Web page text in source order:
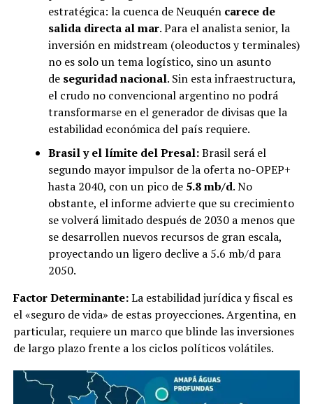
estratégica: la cuenca de Neuquén carece de
salida directa al mar. Para el analista senior, la
inversión en midstream (oleoductos y terminales)
no es solo un tema logístico, sino un asunto
de seguridad nacional. Sin esta infraestructura,
el crudo no convencional argentino no podrá
transformarse en el generador de divisas que la
estabilidad económica del país requiere.
Brasil y el límite del Presal:Brasil será el
segundo mayor impulsor de la oferta no-OPEP+
hasta 2040, con un pico de 5.8 mb/d. No
obstante, el informe advierte que su crecimiento
se volverá limitado después de 2030 a menos que
se desarrollen nuevos recursos de gran escala,
proyectando un ligero declive a 5.6 mb/d para
2050.
Factor Determinante:La estabilidad jurídica y fiscal es
el «seguro de vida» de estas proyecciones. Argentina, en
particular, requiere un marco que blinde las inversiones
de largo plazo frente a los ciclos políticos volátiles.